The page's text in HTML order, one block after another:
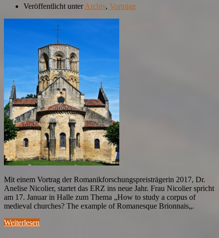
Veröffentlicht unterArchiv, Vorträge
Mit einem Vortrag der Romanikforschungspreisträgerin 2017, Dr.
Anelise Nicolier, startet das ERZ ins neue Jahr. Frau Nicolier spricht
am 17. Januar in Halle zum Thema „How to study a corpus of
medieval churches? The example of Romanesque Brionnais„.
Weiterlesen